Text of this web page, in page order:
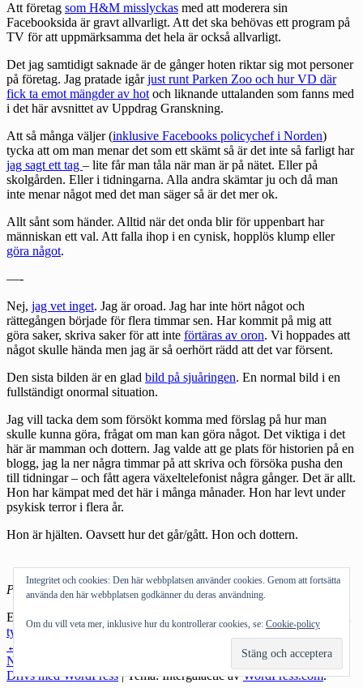
Att företag som H&M misslyckas med att moderera sin
Facebooksida är gravt allvarligt. Att det ska behövas ett program på
TV för att uppmärksamma det hela är också allvarligt.
Det jag samtidigt saknade är de gånger hoten riktar sig mot personer
på företag. Jag pratade igårjust runt Parken Zoo och hur VD där
fick ta emot mängder av hotoch liknande uttalanden som fanns med
i det här avsnittet av Uppdrag Granskning.
Att så många väljer (inklusive Facebooks policychef i Norden)
tycka att om man menar det som ett skämt så är det inte så farligt har
jag sagt ett tag – lite får man tåla när man är på nätet. Eller på
skolgården. Eller i tidningarna. Alla andra skämtar ju och då man
inte menar något med det man säger så är det mer ok.
Allt sånt som händer. Alltid när det onda blir för uppenbart har
människan ett val. Att falla ihop i en cynisk, hopplös klump eller
göra något.
—-
Nej, jag vet inget. Jag är oroad. Jag har inte hört något och
rättegången började för flera timmar sen. Har kommit på mig att
göra saker, skriva saker för att inte förtäras av oron. Vi hoppades att
något skulle hända men jag är så oerhört rädd att det var försent.
Den sista bilden är en glad bild på sjuåringen. En normal bild i en
fullständigt onormal situation.
Jag vill tacka dem som försökt komma med förslag på hur man
skulle kunna göra, frågat om man kan göra något. Det viktiga i det
här är mamman och dottern. Jag valde att ge plats för historien på en
blogg, jag la ner några timmar på att skriva och försöka pusha den
till tidningar – och fått agera växeltelefonist några gånger. Det är allt.
Hon har kämpat med det här i många månader. Hon har levt under
psykisk terror i flera år.
Hon är hjälten. Oavsett hur det går/gått. Hon och dottern.
Post #015 i #blogg100
Etiketter:
#blogg100 , näthat rättegång sjuåring Kategorier:
Allmänt
tyckande
Inläggsnavigering
←
Nästa inlägg
Drivs med WordPress |Tema: Intergalactic avWordPress.com.
Integritet och cookies: Den här webbplatsen använder cookies. Genom att fortsätta
använda den här webbplatsen godkänner du deras användning.
Om du vill veta mer, inklusive hur du kontrollerar cookies, se: Cookie-policy